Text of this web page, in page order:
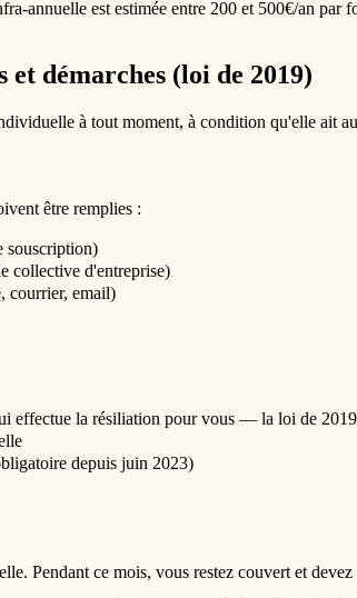
annuelle est estimée entre 200 et 500€/an par
démarches (loi de 2019)
à tout moment, à condition qu'elle ait
être remplies :
souscription)
collective d'entreprise)
courrier, email)
effectue la résiliation pour vous — la loi de
depuis juin 2023)
Pendant ce mois, vous restez couvert et